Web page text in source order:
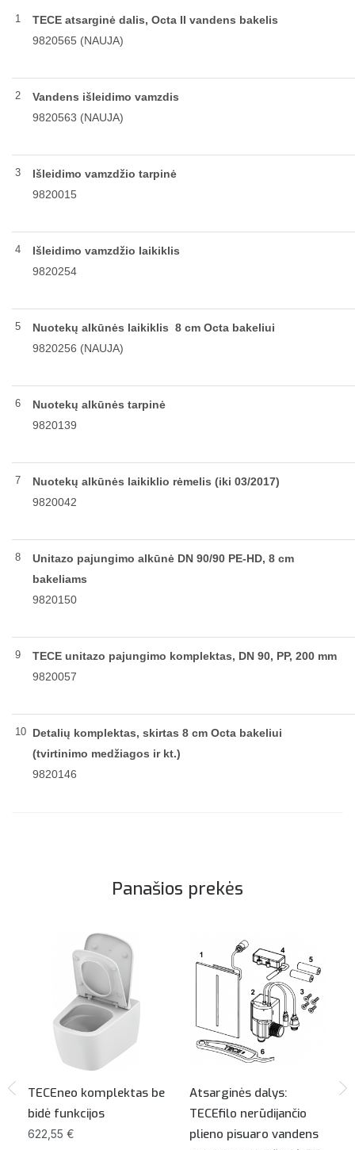
1
TECE atsarginė dalis, Octa II vandens bakelis
9820565 (NAUJA)
2
Vandens išleidimo vamzdis
9820563 (NAUJA)
3
Išleidimo vamzdžio tarpinė
9820015
4
Išleidimo vamzdžio laikiklis
9820254
5
Nuotekų alkūnės laikiklis 8 cm Octa bakeliui
9820256 (NAUJA)
6
Nuotekų alkūnės tarpinė
9820139
7
Nuotekų alkūnės laikiklio rėmelis (iki 03/2017)
9820042
8
Unitazo pajungimo alkūnė DN 90/90 PE-HD, 8 cm
bakeliams
9820150
9
TECE unitazo pajungimo komplektas, DN 90, PP, 200 mm
9820057
10 Detalių komplektas, skirtas 8 cm Octa bakeliui
(tvirtinimo medžiagos ir kt.)
9820146
Panašios prekės
TECEneo komplektas be
bidė funkcijos
622,55 €
Atsarginės dalys:
TECEfilo nerūdijančio
plieno pisuaro vandens